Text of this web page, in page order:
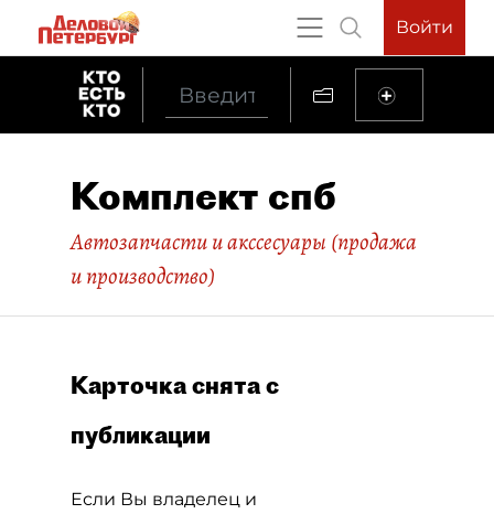
Войти
Комплект спб
Автозапчасти и акссесуары (продажа
и производство)
Карточка снята с
публикации
Если Вы владелец и